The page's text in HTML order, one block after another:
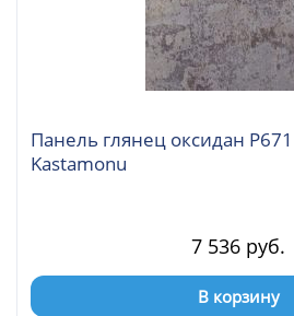
Панель глянец оксидан Р671 16*1220*2800
Kastamonu
7 536 руб.
В корзину